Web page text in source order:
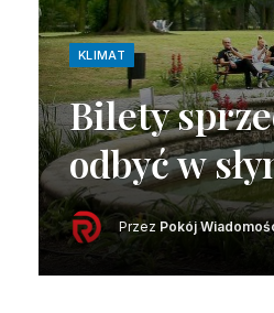
KLIMAT
Bilety
odbyć w
Przez Pokój